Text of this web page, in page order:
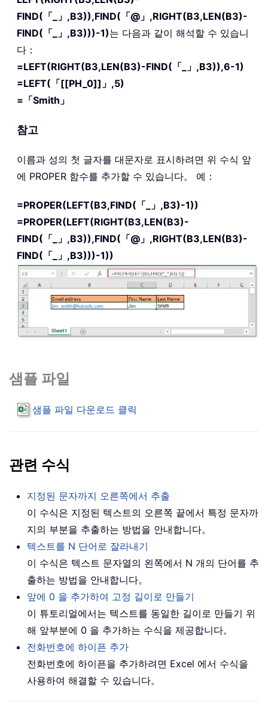
FIND(「_」,B3)),FIND(「@」,RIGHT(B3,LEN(B3)-
FIND(「_」,B3)))-1)는 다음과 같이 해석할 수 있습니
다：
=LEFT(RIGHT(B3,LEN(B3)-FIND(「_」,B3)),6-1)
=LEFT(「[[PH_0]]」,5)
=「Smith」
참고
이름과 성의 첫 글자를 대문자로 표시하려면 위 수식 앞
에 PROPER 함수를 추가할 수 있습니다。 예：
=PROPER(LEFT(B3,FIND(「_」,B3)-1))
=PROPER(LEFT(RIGHT(B3,LEN(B3)-
FIND(「_」,B3)),FIND(「@」,RIGHT(B3,LEN(B3)-
FIND(「_」,B3)))-1))
샘플 파일
샘플 파일 다운로드 클릭
관련 수식
지정된 문자까지 오른쪽에서 추출
이 수식은 지정된 텍스트의 오른쪽 끝에서 특정 문자까
지의 부분을 추출하는 방법을 안내합니다。
텍스트를 N 단어로 잘라내기
이 수식은 텍스트 문자열의 왼쪽에서 N 개의 단어를 추
출하는 방법을 안내합니다。
앞에 0 을 추가하여 고정 길이로 만들기
이 튜토리얼에서는 텍스트를 동일한 길이로 만들기 위
해 앞부분에 0 을 추가하는 수식을 제공합니다。
전화번호에 하이픈 추가
전화번호에 하이픈을 추가하려면 Excel 에서 수식을
사용하여 해결할 수 있습니다。